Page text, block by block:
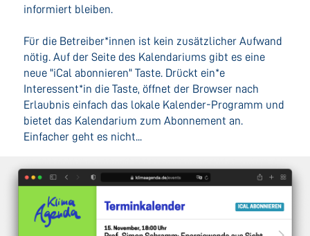
informiert bleiben.
Für die Betreiber*innen ist kein zusätzlicher Aufwand
nötig. Auf der Seite des Kalendariums gibt es eine
neue "iCal abonnieren" Taste. Drückt ein*e
Interessent*in die Taste, öffnet der Browser nach
Erlaubnis einfach das lokale Kalender-Programm und
bietet das Kalendarium zum Abonnement an.
Einfacher geht es nicht...